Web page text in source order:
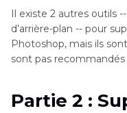
Il existe 2 autres outils
d’arrière-plan -- pour
Photoshop, mais ils
sont pas recommandés
Partie 2 :